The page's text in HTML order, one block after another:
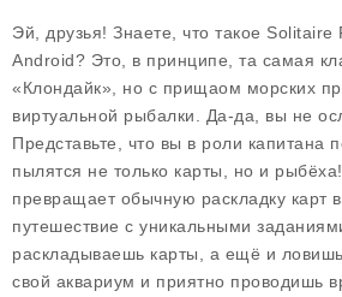
Эй, друзья! Знаете, что такое
Android? Это, в принципе, та самая
«Клондайк», но с прищаом морских
виртуальной рыбалки. Да-да, вы не
Представьте, что вы в роли капитана
пылятся не только карты, но и
превращает обычную раскладку карт
путешествие с уникальными
раскладываешь карты, а ещё и
свой аквариум и приятно проводишь